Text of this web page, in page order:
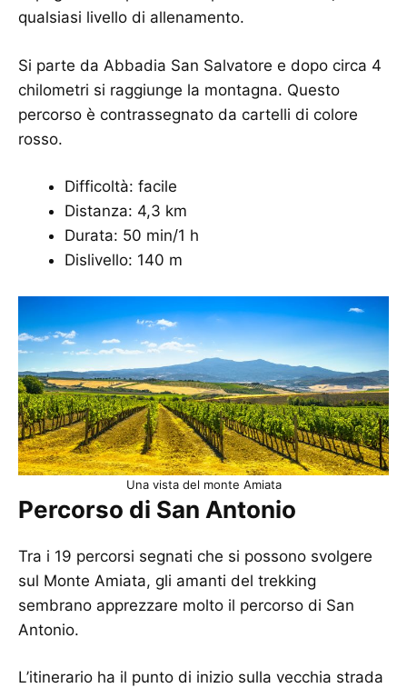
qualsiasi livello di allenamento.
Si parte da Abbadia San Salvatore e dopo circa 4
chilometri si raggiunge la montagna. Questo
percorso è contrassegnato da cartelli di colore
rosso.
Difficoltà: facile
Distanza: 4,3 km
Durata: 50 min/1 h
Dislivello: 140 m
Una vista del monte Amiata
Percorso di San Antonio
Tra i 19 percorsi segnati che si possono svolgere
sul Monte Amiata, gli amanti del trekking
sembrano apprezzare molto il percorso di San
Antonio.
L’itinerario ha il punto di inizio sulla vecchia strada